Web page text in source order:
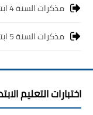
مذكرات السنة 4 ابتدائي
مذكرات السنة 5 ابتدائي
اختبارات التعليم